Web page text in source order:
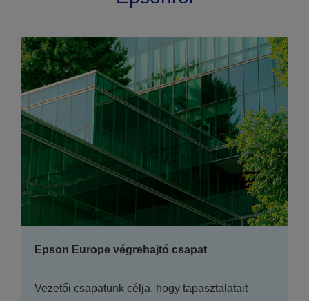
Epson Europe végrehajtó csapat
Vezetői csapatunk célja, hogy tapasztalatait